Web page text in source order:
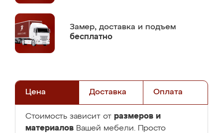
Замер, доставка и подъем
бесплатно
Цена Доставка Оплата
Стоимость зависит от размеров и
материалов Вашей мебели. Просто